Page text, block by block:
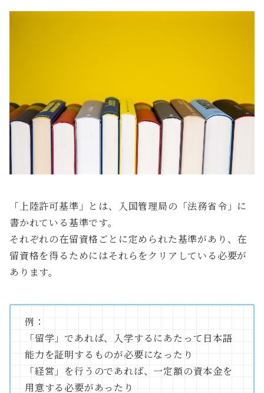
「上陸許可基準」とは、入国管理局の「法務省令」に
書かれている基準です。
それぞれの在留資格ごとに定められた基準があり、在
留資格を得るためにはそれらをクリアしている必要が
あります。
例：
「留学」であれば、入学するにあたって日本語
能力を証明するものが必要になったり
「経営」を行うのであれば、一定額の資本金を
用意する必要があったり